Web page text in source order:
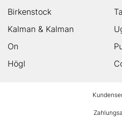
Birkenstock
Kalman & Kalman
On
Högl